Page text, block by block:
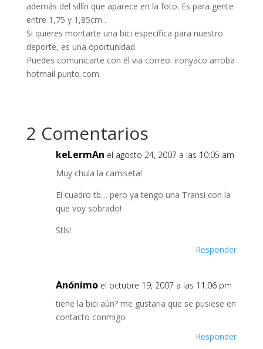
además del sillín que aparece en la foto. Es para gente
entre 1,75 y 1,85cm .
Si quieres montarte una bici específica para nuestro
deporte, es una oportunidad.
Puedes comunicarte con él via correo: ironyaco arroba
hotmail punto com.
2 Comentarios
keLermAn el agosto 24, 2007 a las 10:05 am
Muy chula la camiseta!
El cuadro tb… pero ya tengo una Transi con la
que voy sobrado!
Stls!
Responder
Anónimo el octubre 19, 2007 a las 11:06 pm
tiene la bici aún? me gustaria que se pusiese en
contacto conmigo
Responder